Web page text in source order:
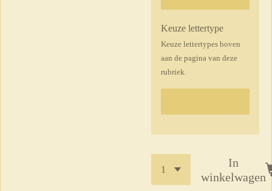
Keuze lettertype
Keuze lettertypes boven
aan de pagina van deze
rubriek.
In
winkelwagen